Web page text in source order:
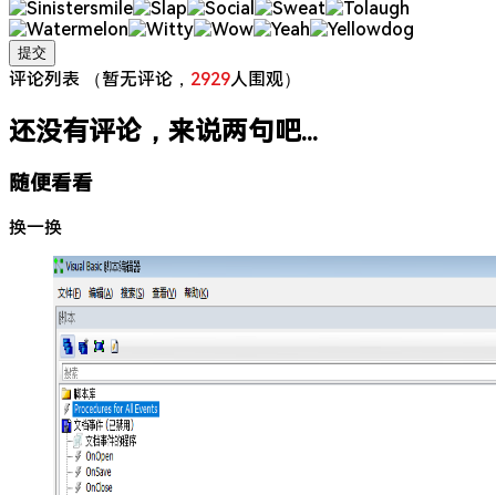
评论列表 （暂无评论， 2929人围观）
还没有评论，来说两句吧...
随便看看
换一换